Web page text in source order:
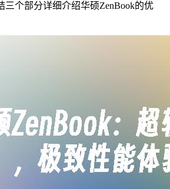
三个部分详细介绍华硕ZenBook的优